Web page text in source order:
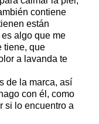
contiene
están
es algo que me
tiene, que
a lavanda te
de la marca, así
con él, como
si lo encuentro a